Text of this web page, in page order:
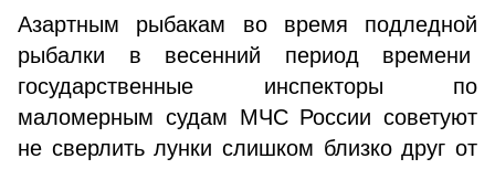
Азартным рыбакам во время подледной
рыбалки в весенний период времени
государственные инспекторы по
маломерным судам МЧС России советуют
не сверлить лунки слишком близко друг от